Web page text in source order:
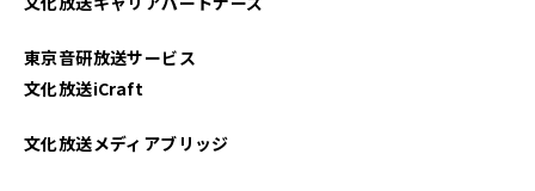
2024年11月
東京音研放送サービス
文化放送iCraft
文化放送メディアブリッジ